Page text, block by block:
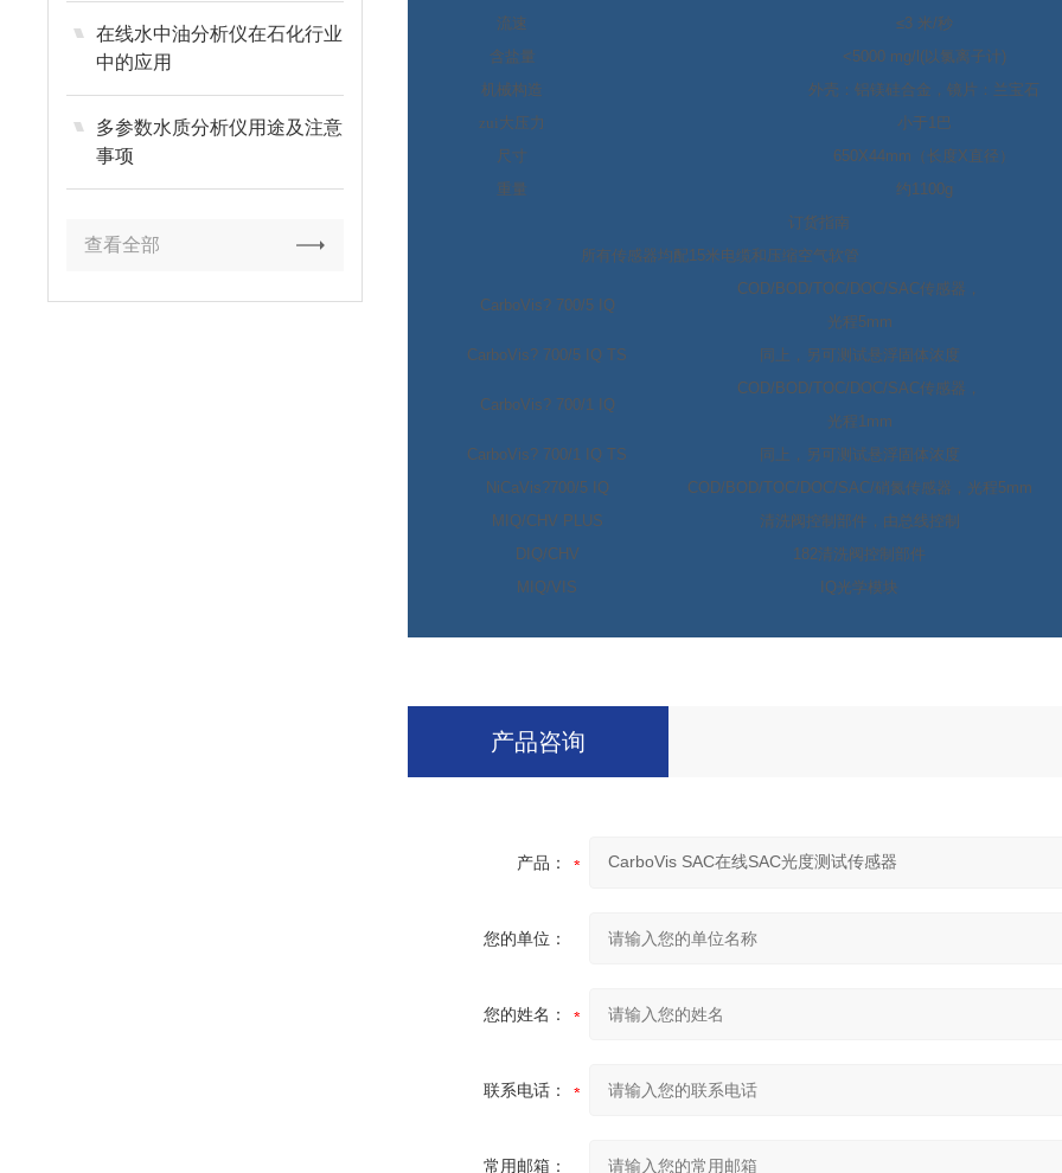
在线水中油分析仪在石化行业
中的应用
多参数水质分析仪用途及注意
事项
查看全部
流速
≤3 米/秒
含盐量
<5000 mg/l(以氯离子计 )
机械构造
外壳：铝镁硅合金，镜片：兰宝石
zui大压力
小于1巴
尺寸
650X44mm （长度X 直径）
重量
约1100g
订货指南
所有传感器均配15米电缆和压缩空气软管
CarboVis? 700/5 IQ
COD/BOD/TOC/DOC/SAC传感器，
光程5mm
CarboVis? 700/5 IQ TS 同上，另可测试悬浮固体浓度
CarboVis? 700/1 IQ
COD/BOD/TOC/DOC/SAC传感器，
光程1mm
CarboVis? 700/1 IQ TS 同上，另可测试悬浮固体浓度
NiCaVis?700/5 IQ
COD/BOD/TOC/DOC/SAC/硝氮传感器，光程5mm
MIQ/CHV PLUS
清洗阀控制部件，由总线控制
DIQ/CHV
182清洗阀控制部件
MIQ/VIS
IQ 光学模块
产品咨询
产品：
您的单位：
您的姓名：
联系电话：
常用邮箱：